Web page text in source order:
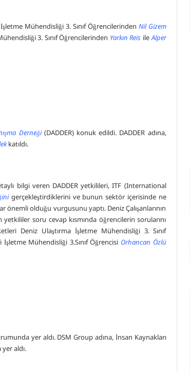
Mühendisliği 3. Sınıf Öğrencilerinden Nil Gizem
3. Sınıf Öğrencilerinden Yarkın Reis ile Alper
Derneği(DADDER) konuk edildi. DADDER adına,
katıldı.
bilgi veren DADDER yetkilileri, ITF (International
gerçekleştirdiklerini ve bunun sektör içerisinde ne
olduğu vurgusunu yaptı. Deniz Çalışanlarının
soru cevap kısmında öğrencilerin sorularını
Deniz Ulaştırma İşletme Mühendisliği 3. Sınıf
Mühendisliği 3.Sınıf Öğrencisi Orhancan Özlü
yer aldı. DSM Group adına, İnsan Kaynakları
aldı.